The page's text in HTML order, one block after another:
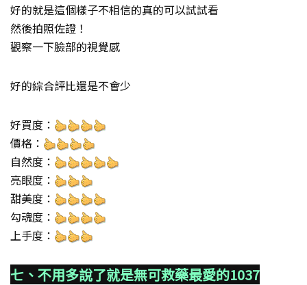
好的就是這個樣子不相信的真的可以試試看
然後拍照佐證！
觀察一下臉部的視覺感
好的綜合評比還是不會少
好買度：
價格：
自然度：
亮眼度：
甜美度：
勾魂度：
上手度：
七、不用多說了就是無可救藥最愛的1037